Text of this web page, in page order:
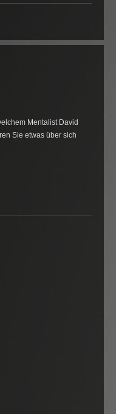
Mentalist David
Sie etwas über sich